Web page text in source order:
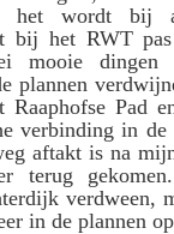
het wordt bij
bij het RWT
mooie
plannen
Pad
verbinding in
aftakt is na
terug
verdween,
in de plannen